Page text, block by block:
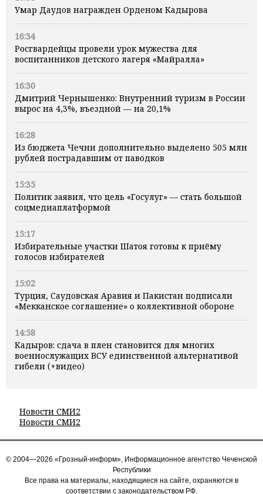
Умар Даудов награжден Орденом Кадырова
16:34
Росгвардейцы провели урок мужества для
воспитанников детского лагеря «Майралла»
16:30
Дмитрий Чернышенко: Внутренний туризм в России
вырос на 4,3%, въездной — на 20,1%
16:28
Из бюджета Чечни дополнительно выделено 505 млн
рублей пострадавшим от паводков
15:35
Политик заявил, что цель «Госулуг» — стать большой
соцмедиаплатформой
15:17
Избирательные участки Шатоя готовы к приёму
голосов избирателей
15:02
Турция, Саудовская Аравия и Пакистан подписали
«Мекканское соглашение» о коллективной обороне
14:58
Кадыров: сдача в плен становится для многих
военнослужащих ВСУ единственной альтернативой
гибели (+видео)
Новости СМИ2
Новости СМИ2
© 2004—2026 «Грозный-информ», Информационное агентство Чеченской
Республики
Все права на материалы, находящиеся на сайте, охраняются в
соответствии с законодательством РФ.